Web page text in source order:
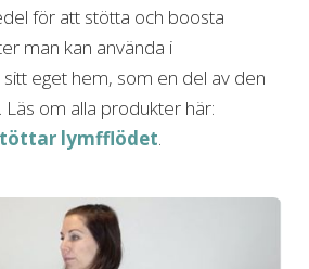
för att stötta och boosta
man kan använda i
eget hem, som en del av den
Läs om alla produkter här:
lymfflödet.